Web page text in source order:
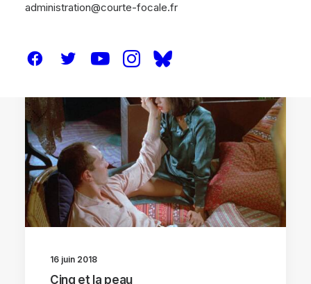
administration@courte-focale.fr
16 juin 2018
Cinq et la peau